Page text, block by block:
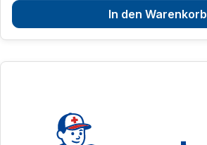
In den Warenkorb